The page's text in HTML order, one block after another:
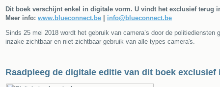
Dit boek verschijnt enkel in digitale vorm. U vindt het exclusief terug
Meer info: www.blueconnect.be
info@blueconnect.be
Sinds 25 mei 2018 wordt het gebruik van camera’s door de
inzake zichtbaar en niet-zichtbaar gebruik van alle types camera's.
Raadpleeg de digitale editie van dit boek exclusief